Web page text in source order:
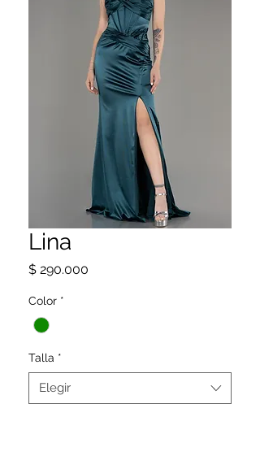
Lina
$ 290.000
Color *
Talla *
Elegir